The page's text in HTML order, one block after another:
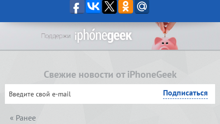
Свежие новости от iPhoneGeek
« Ранее